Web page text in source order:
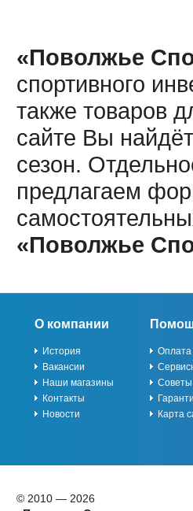
«Поволжье
спортивного
также товаров
сайте Вы
сезон.
предлагаем
«Поволжье
О компании
История
Вакансии
Наши магазины
Контакты
Новости
Оплата
Советы
Карта
© 2010 — 2026